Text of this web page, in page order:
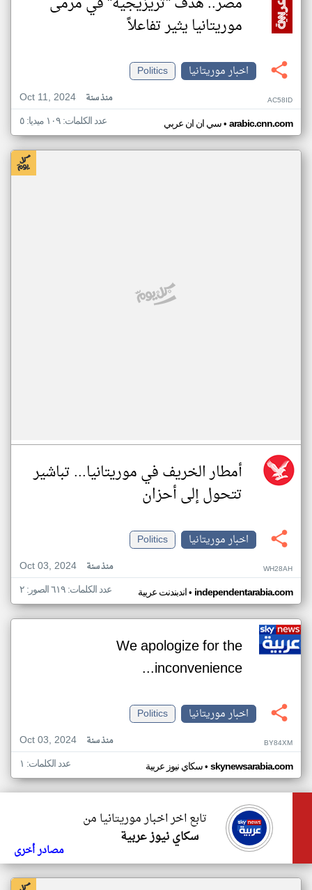
موريتانيا يثير تفاعلاً
اخبار موريتانيا
Politics
Oct 11, 2024
منذ سنة AC58ID
سي ان ان عربي• arabic.cnn.com عدد الكلمات: ١٠٩ ميديا: ٥
أمطار الخريف في موريتانيا... تباشير
تتحول إلى أحزان
اخبار موريتانيا
Politics
Oct 03, 2024
منذ سنة WH28AH
اندبندنت عربية• independentarabia.com عدد الكلمات: ٦١٩ الصور: ٢
We apologize for the
inconvenience...
اخبار موريتانيا
Politics
Oct 03, 2024
منذ سنة BY84XM
سكاي نيوز عربية• skynewsarabia.com عدد الكلمات: ١
تابع اخر اخبار موريتانيا من
سكاي نيوز عربية
مصادر أخرى